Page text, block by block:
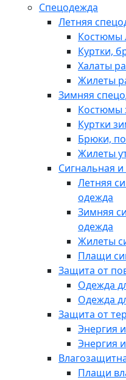
Спецодежда
Летняя
Костюмы
Куртки,
Халаты
Жилеты
Зимняя
Костюмы
Куртки
Брюки,
Жилеты
Сигнальная
Летняя
одежда
Зимняя
одежда
Жилеты
Плащи
Защита от
Одежда
Одежда
Защита от
Энергия
Энергия
Плащи